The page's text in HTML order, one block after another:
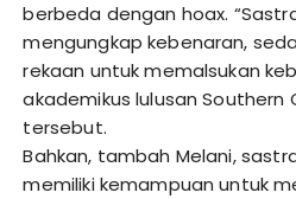
berbeda dengan hoax.
mengungkap kebenaran,
rekaan untuk memalsukan
akademikus lulusan Southern
tersebut.
Bahkan, tambah Melani,
memiliki kemampuan untuk